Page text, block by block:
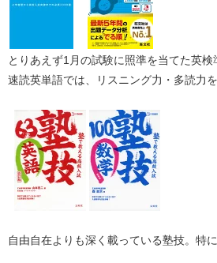
とりあえず1月の試験に照準を当てた英検
速読英単語では、リスニング力・多読力を
自由自在よりも深く載っている塾技。特